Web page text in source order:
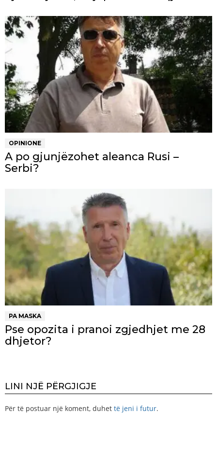
OPINIONE
A po gjunjëzohet aleanca Rusi –
Serbi?
PA MASKA
Pse opozita i pranoi zgjedhjet me 28
dhjetor?
LINI NJË PËRGJIGJE
Për të postuar një koment, duhet të jeni i futur.